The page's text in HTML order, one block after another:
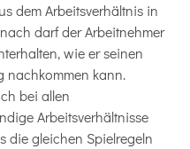
dem Arbeitsverhältnis in
darf der Arbeitnehmer
wie er seinen
nachkommen kann.
bei allen
Arbeitsverhältnisse
die gleichen Spielregeln